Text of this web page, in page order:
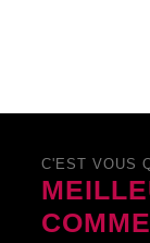
C'EST VOUS